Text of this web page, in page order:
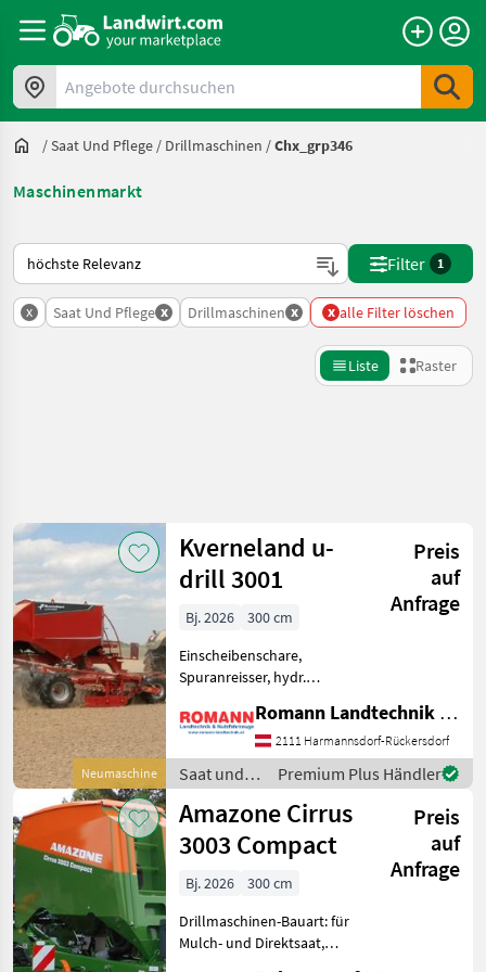
Angebote durchsuchen
/Saat Und Pflege / Drillmaschinen /Chx_grp346
Maschinenmarkt
So wird auf Landwirt.com sortiert
Filter 1
x Saat Und Pflege x Drillmaschinen x x alle Filter löschen
Liste Raster
Kategorie 3 Land Filter
AKTUELLER
PFAD
Landtechnik
Saat
Und
Pflege
Drillmaschinen
KATEGORIE
WÄHLEN
Amazone
36
Reform
19
Zurücksetzen
183
Ergebnisse
anzeigen
Neumaschine
Kverneland u-
drill 3001
Preis
auf
Anfrage
Bj. 2026
300 cm
Einscheibenschare,
Spuranreisser, hydr.
Fahrwerk,
Fahrgassenschaltung,
Beleuchtung,
Drillmaschinen-Bauart:
konventionell Folgende
Ausstattung: • 24
Romann Landtechnik & Nutzfahrzeuge e.U.
2111 Harmannsdorf-Rückersdorf
Saat und
Pflege /
Kverneland
Premium Plus Händler
Amazone Cirrus
3003 Compact
Preis
auf
Anfrage
Bj. 2026
300 cm
Drillmaschinen-Bauart: für
Mulch- und Direktsaat,